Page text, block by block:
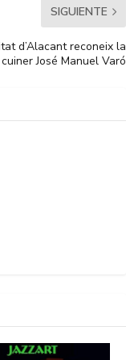
SIGUIENTE
d’Alacant reconeix la
José Manuel Varó